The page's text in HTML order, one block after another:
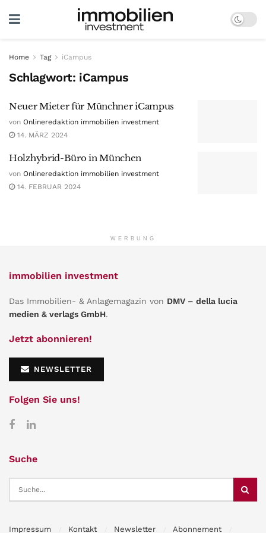
Home Tag iCampus
Schlagwort: iCampus
Neuer Mieter für Münchner iCampus
von Onlineredaktion immobilien investment
14. MÄRZ 2024
Holzhybrid-Büro in München
von Onlineredaktion immobilien investment
14. FEBRUAR 2024
WERBUNG
immobilien investment
Das Immobilien- & Anlagemagazin von DMV – della lucia
medien & verlags GmbH.
Jetzt abonnieren!
NEWSLETTER
Folgen Sie uns!
Suche
Impressum Kontakt Newsletter Abonnement